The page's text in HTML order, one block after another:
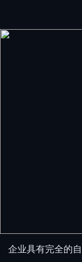
企业具有完全的